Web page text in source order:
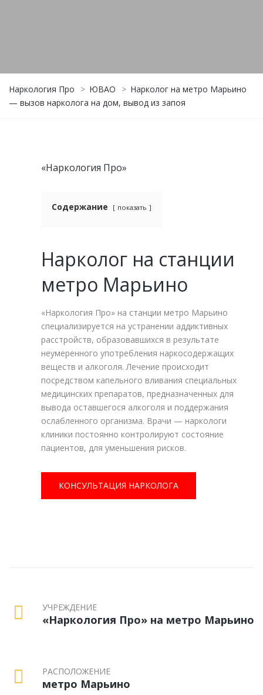
Наркология Про > ЮВАО > Нарколог на метро Марьино
— вызов нарколога на дом, вывод из запоя
«Наркология Про»
Содержание показать
Нарколог на станции
метро Марьино
«Наркология Про» на станции метро Марьино
специализируется на устранении аддиктивных
расстройств, образовавшихся в результате
неумеренного употребления наркосодержащих
веществ и алкоголя. Лечение происходит
посредством капельного вливания специальных
медицинских препаратов, предназначенных для
вывода оставшегося алкоголя и поддержания
ослабленного организма. Врачи — наркологи
клиники постоянно контролируют состояние
пациентов, для уменьшения рисков.
КОНСУЛЬТАЦИЯ НАРКОЛОГА
УЧРЕЖДЕНИЕ
«Наркология Про» на метро Марьино
РАСПОЛОЖЕНИЕ
метро Марьино